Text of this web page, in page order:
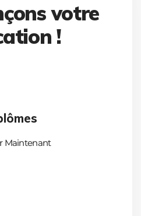
votre
!
Maintenant